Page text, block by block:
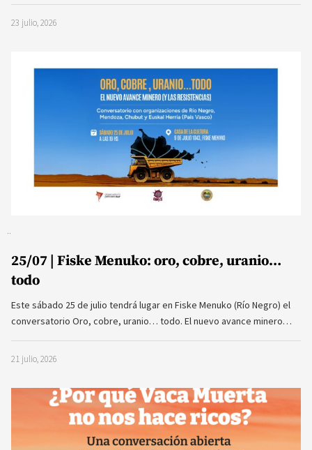
23 julio, 2026
25/07 | Fiske Menuko: oro, cobre, uranio…
todo
Este sábado 25 de julio tendrá lugar en Fiske Menuko (Río Negro) el
conversatorio Oro, cobre, uranio… todo. El nuevo avance minero…
21 julio, 2026